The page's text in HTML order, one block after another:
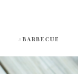
#BARBECUE